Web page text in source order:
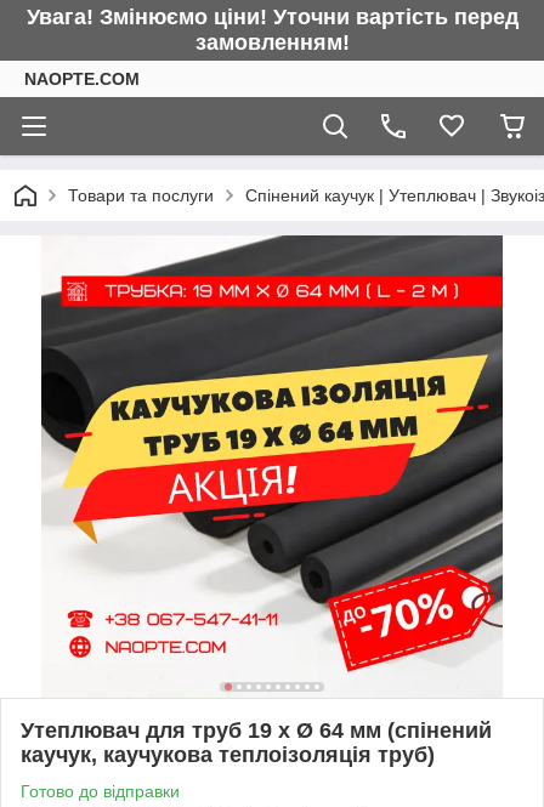
Увага! Змінюємо ціни! Уточни вартість перед
замовленням!
NAOPTE.COM
Товари та послуги Спінений каучук | Утеплювач |
Утеплювач для труб 19 х Ø 64 мм (спінений
каучук, каучукова теплоізоляція труб)
Готово до відправки